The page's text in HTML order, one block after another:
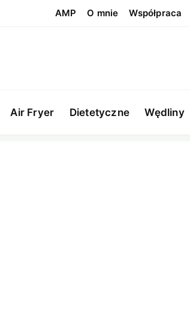
AMP O mnie Współpraca
Air Fryer Dietetyczne Wędliny